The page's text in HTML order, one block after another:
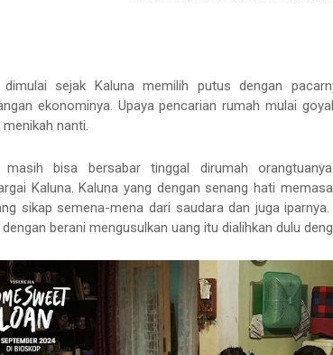
dimulai sejak Kaluna memilih putus dengan
ekonominya. Upaya pencarian rumah mulai
nanti.
masih bisa bersabar tinggal dirumah
Kaluna. Kaluna yang dengan senang hati
sikap semena-mena dari saudara dan juga
berani mengusulkan uang itu dialihkan dulu